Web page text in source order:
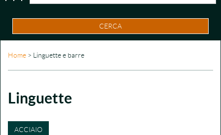
CERCA
Home > Linguette e barre
Linguette
ACCIAIO